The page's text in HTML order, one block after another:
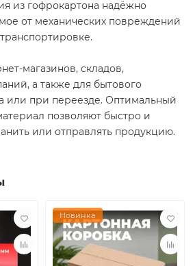
из гофрокартона надёжно
от механических повреждений
магазинов, складов,
а также для бытового
или при переезде. Оптимальный
позволяют быстро и
или отправлять продукцию.
Новинка